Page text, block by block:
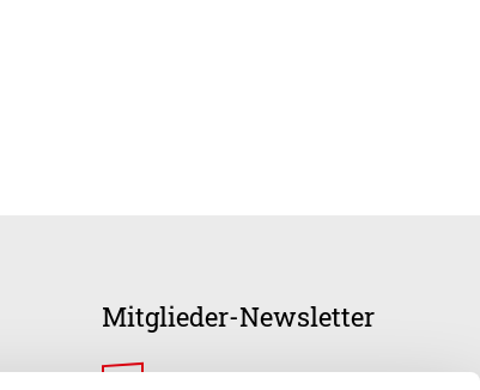
Mitglieder-Newsletter